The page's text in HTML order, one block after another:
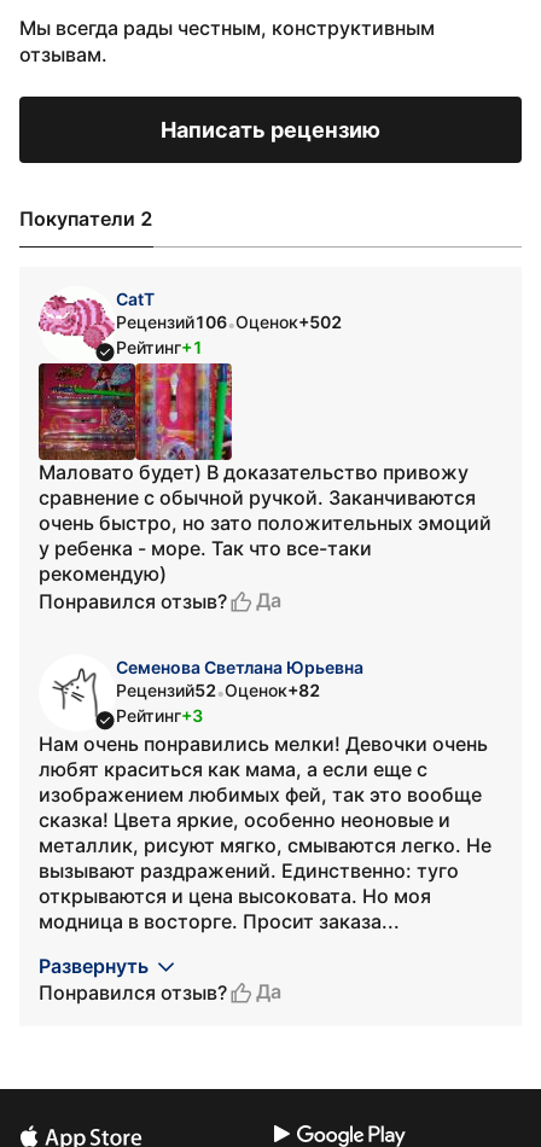
Мы всегда рады честным, конструктивным
отзывам.
Написать рецензию
Покупатели 2
CatT
Рецензий106•Оценок+502
Рейтинг+1
Маловато будет) В доказательство привожу
сравнение с обычной ручкой. Заканчиваются
очень быстро, но зато положительных эмоций
у ребенка - море. Так что все-таки
рекомендую)
Понравился отзыв?
Да
Семенова Светлана Юрьевна
Рецензий52•Оценок+82
Рейтинг+3
Нам очень понравились мелки! Девочки очень
любят краситься как мама, а если еще с
изображением любимых фей, так это вообще
сказка! Цвета яркие, особенно неоновые и
металлик, рисуют мягко, смываются легко. Не
вызывают раздражений. Единственно: туго
открываются и цена высоковата. Но моя
модница в восторге. Просит заказа...
Развернуть
Понравился отзыв?
Да